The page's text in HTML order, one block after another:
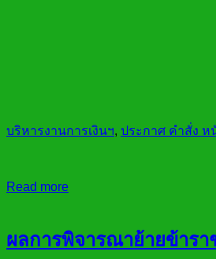
บริหารงานการเงินฯ, ประกาศ คำสั่ง ห
Read more
ผลการพิจารณาย้ายข้ารา